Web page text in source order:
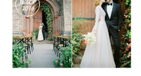
ВЫБОР
2016